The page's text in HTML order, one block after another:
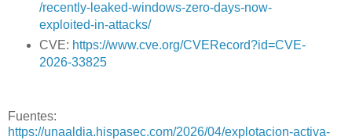
/recently-leaked-windows-zero-days-now-
exploited-in-attacks/
CVE: https://www.cve.org/CVERecord?id=CVE-
2026-33825
Fuentes:
https://unaaldia.hispasec.com/2026/04/explotacion-activa-